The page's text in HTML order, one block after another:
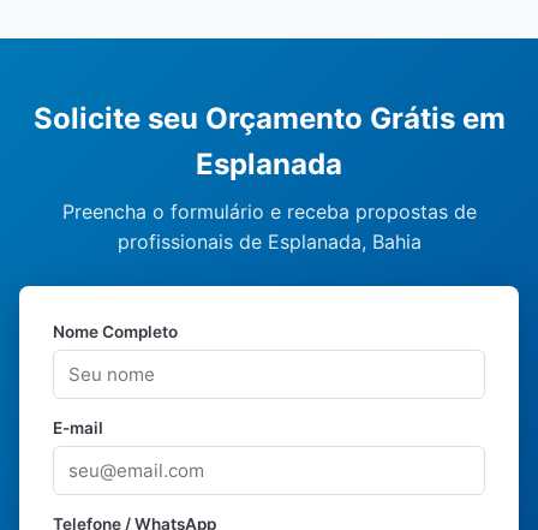
Solicite seu Orçamento Grátis em
Esplanada
Preencha o formulário e receba propostas de
profissionais de Esplanada, Bahia
Nome Completo
E-mail
Telefone / WhatsApp